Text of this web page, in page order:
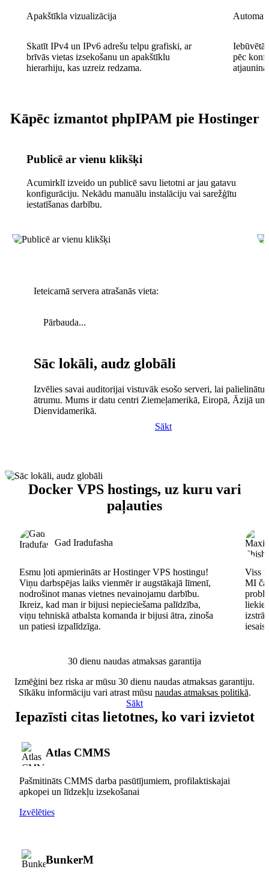
Apakštīkla vizualizācija
Skatīt IPv4 un IPv6 adrešu telpu grafiski, ar
brīvās vietas izsekošanu un apakštīklu
hierarhiju, kas uzreiz redzama.
Iebūvētā
pēc
atjaunina
Kāpēc izmantot phpIPAM pie Hostinger
Publicē ar vienu klikšķi
Acumirklī izveido un publicē savu lietotni ar jau gatavu
konfigurāciju. Nekādu manuālu instalāciju vai sarežģītu
iestatīšanas darbību.
Ieteicamā servera atrašanās vieta:
Pārbauda...
Sāc lokāli, audz globāli
Izvēlies savai auditorijai vistuvāk esošo serveri, lai palielinātu
ātrumu. Mums ir datu centri Ziemeļamerikā, Eiropā, Āzijā un
Dienvidamerikā.
Sākt
Docker VPS hostings, uz kuru vari
paļauties
Gad Iradufasha
Esmu ļoti apmierināts ar Hostinger VPS hostingu!
Viņu darbspējas laiks vienmēr ir augstākajā līmenī,
nodrošinot manas vietnes nevainojamu darbību.
Ikreiz, kad man ir bijusi nepieciešama palīdzība,
viņu tehniskā atbalsta komanda ir bijusi ātra, zinoša
un patiesi izpalīdzīga.
Viss
MI
30 dienu naudas atmaksas garantija
Izmēģini bez riska ar mūsu 30 dienu naudas atmaksas garantiju.
Sīkāku informāciju vari atrast mūsu naudas atmaksas politikā.
Sākt
Iepazīsti citas lietotnes, ko vari izvietot
Atlas CMMS
Pašmitināts CMMS darba pasūtījumiem, profilaktiskajai
apkopei un līdzekļu izsekošanai
Izvēlēties
BunkerM